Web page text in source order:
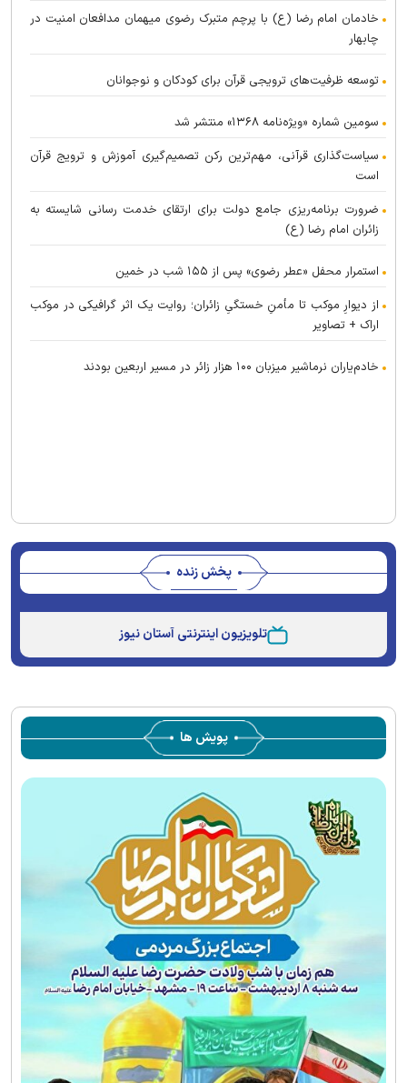
خادمان امام رضا (ع) با پرچم متبرک رضوی میهمان مدافعان امنیت در
چابهار
توسعه ظرفیت‌های ترویجی قرآن برای کودکان و نوجوانان
سومین شماره «ویژه‌نامه ۱۳۶۸» منتشر شد
سیاست‌گذاری قرآنی، مهم‌ترین رکن تصمیم‌گیری آموزش و ترویج قرآن
است
ضرورت برنامه‌ریزی جامع دولت برای ارتقای خدمت رسانی شایسته به
زائران امام رضا (ع)
استمرار محفل «عطر رضوی» پس از ۱۵۵ شب در خمین
از دیوارِ موکب تا مأمنِ خستگیِ زائران؛ روایت یک اثر گرافیکی در موکب
اراک + تصاویر
خادم‌یاران نرماشیر میزبان ۱۰۰ هزار زائر در مسیر اربعین بودند
پخش زنده
window.
The media could not be loaded, either because the
server or network failed or because the format is not
تلویزیون اینترنتی آستان نیوز
پویش ها